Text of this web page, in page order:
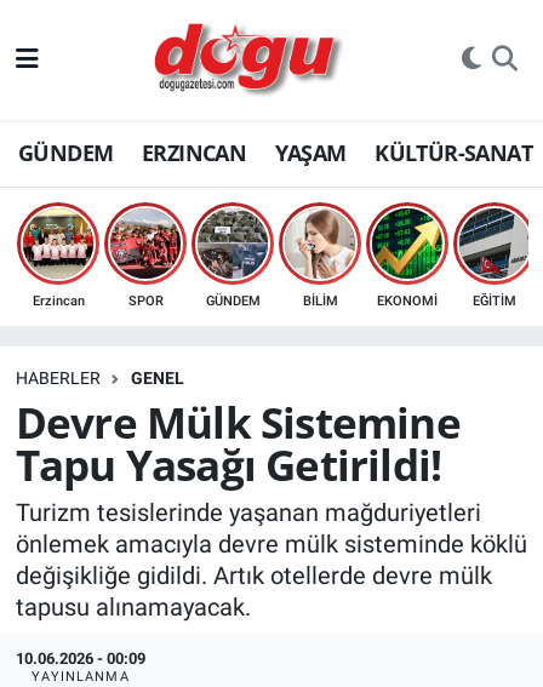
GÜNDEM ERZINCAN YAŞAM KÜLTÜR-SANAT
Erzincan SPOR GÜNDEM BİLİM EKONOMİ EĞİTİM
HABERLER GENEL
Devre Mülk Sistemine
Tapu Yasağı Getirildi!
Turizm tesislerinde yaşanan mağduriyetleri
önlemek amacıyla devre mülk sisteminde köklü
değişikliğe gidildi. Artık otellerde devre mülk
tapusu alınamayacak.
10.06.2026 - 00:09
YAYINLANMA
ERZINCAN
GÜNDEM
ERZİNCAN FOTOĞRAFLARI
SAĞLIK
Bilim, teknoloji
GENEL
KÜLTÜR-SANAT
Yerel Haber